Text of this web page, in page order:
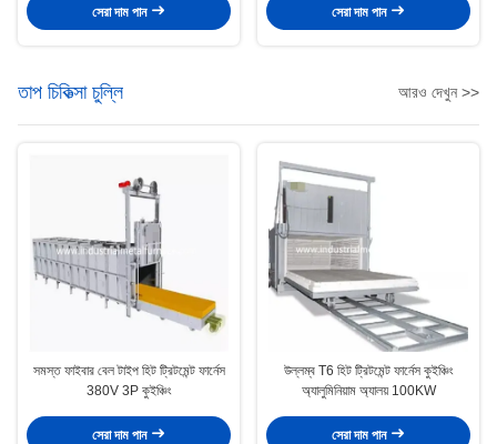
সেরা দাম পান
সেরা দাম পান
তাপ চিকিত্সা চুল্লি আরও দেখুন >>
সমস্ত ফাইবার বেল টাইপ হিট ট্রিটমেন্ট ফার্নেস
380V 3P কুইঞ্চিং
সেরা দাম পান
উল্লম্ব T6 হিট ট্রিটমেন্ট ফার্নেস কুইঞ্চিং
অ্যালুমিনিয়াম অ্যালয় 100KW
সেরা দাম পান